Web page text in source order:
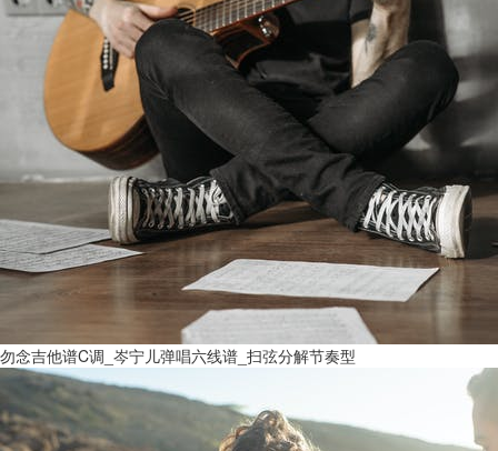
勿念吉他谱C调_岑宁儿弹唱六线谱_扫弦分解节奏型